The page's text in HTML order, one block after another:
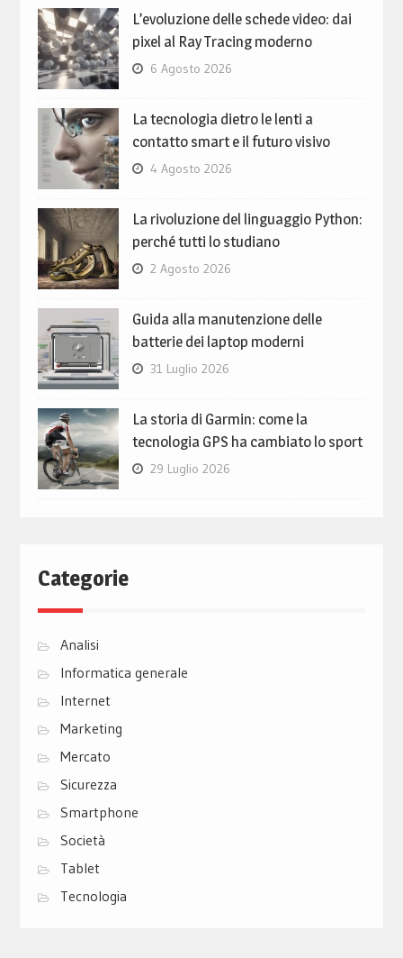
L’evoluzione delle schede video: dai
pixel al Ray Tracing moderno
6 Agosto 2026
La tecnologia dietro le lenti a
contatto smart e il futuro visivo
4 Agosto 2026
La rivoluzione del linguaggio Python:
perché tutti lo studiano
2 Agosto 2026
Guida alla manutenzione delle
batterie dei laptop moderni
31 Luglio 2026
La storia di Garmin: come la
tecnologia GPS ha cambiato lo sport
29 Luglio 2026
Categorie
Analisi
Informatica generale
Internet
Marketing
Mercato
Sicurezza
Smartphone
Società
Tablet
Tecnologia